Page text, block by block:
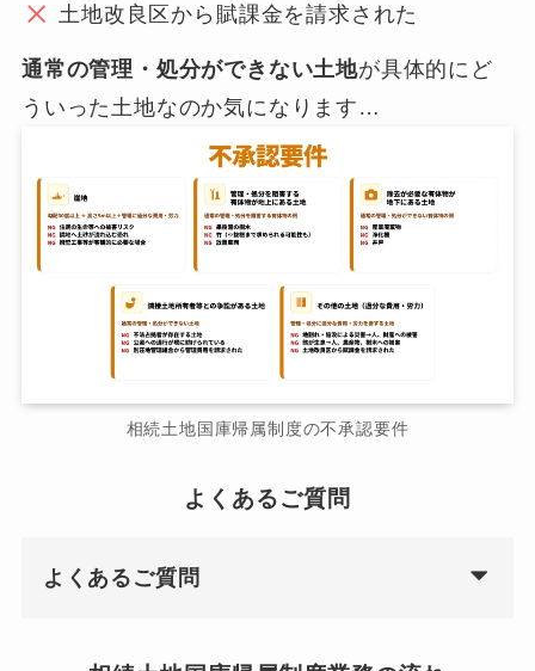
土地改良区から賦課金を請求された
通常の管理・処分ができない土地が具体的にど
ういった土地なのか気になります…
相続土地国庫帰属制度の不承認要件
よくあるご質問
よくあるご質問